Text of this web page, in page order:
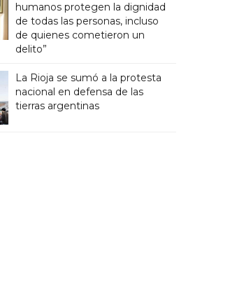
humanos protegen la dignidad
de todas las personas, incluso
de quienes cometieron un
delito”
La Rioja se sumó a la protesta
nacional en defensa de las
tierras argentinas